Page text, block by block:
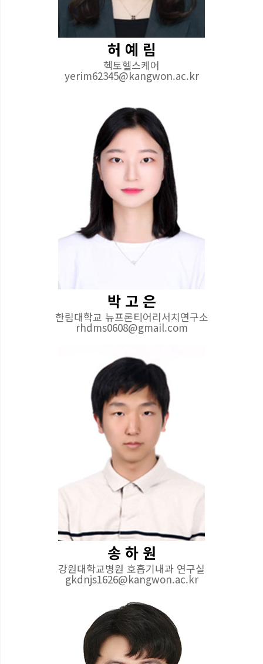
허 예 림
헥토헬스케어
yerim62345@kangwon.ac.kr
박 고 은
한림대학교 뉴프론티어리서치연구소
rhdms0608@gmail.com
송 하 원
강원대학교병원 호흡기내과 연구실
gkdnjs1626@kangwon.ac.kr